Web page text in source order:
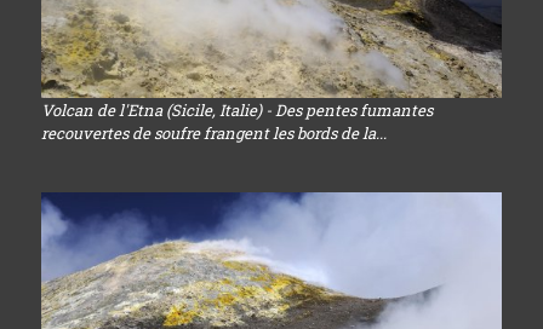
Volcan de l'Etna (Sicile, Italie) - Des pentes fumantes
recouvertes de soufre frangent les bords de la...